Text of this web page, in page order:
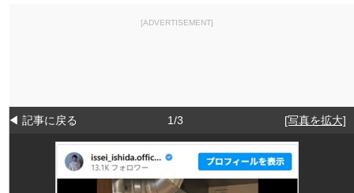
[ADVERTISEMENT]
◀ 記事に戻る 1/3 [写真を拡大]